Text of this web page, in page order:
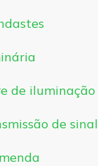
de iluminação
de sinal